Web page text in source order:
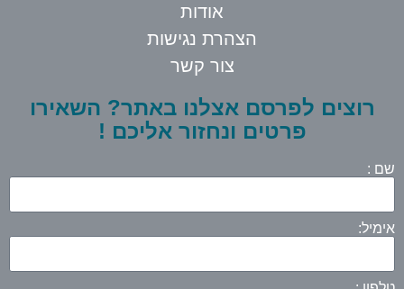
אודות
הצהרת נגישות
צור קשר
רוצים לפרסם אצלנו באתר? השאירו
פרטים ונחזור אליכם !
שם :
אימיל: